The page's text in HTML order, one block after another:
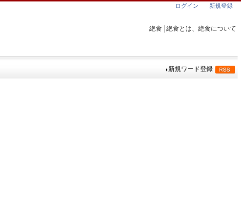
絶食│絶食とは、絶食について
ログイン 新規登録
新規ワード登録